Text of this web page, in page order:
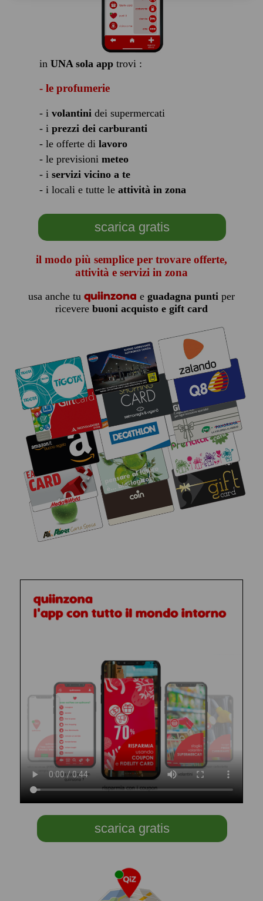
in UNA sola apptrovi :
- le profumerie
- i volantinidei supermercati
- i prezzi dei carburanti
- le offerte di lavoro
- le previsioni meteo
- i servizi vicino a te
- i locali e tutte le attività in zona
scarica gratis
il modo più semplice per trovare offerte,
attività e servizi in zona
usa anche tu quiinzona e guadagna puntiper
ricevere buoni acquisto e gift card
scarica gratis